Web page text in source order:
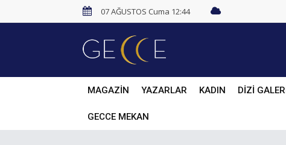
07 AĞUSTOS Cuma 12:44
MAGAZİN YAZARLAR KADIN DİZİ
GECCE MEKAN